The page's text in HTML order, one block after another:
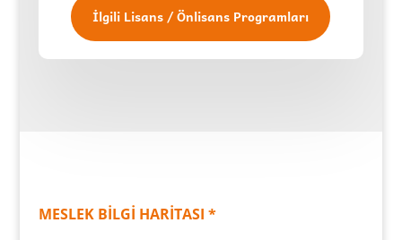
İlgili Lisans / Önlisans Programları
MESLEK BİLGİ HARİTASI *